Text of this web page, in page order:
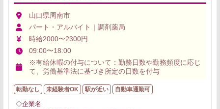
山口県周南市
パート・アルバイト｜調剤薬局
時給2000〜2300円
09:00〜18:00
※有給休暇の付与について：勤務日数や勤務頻度に応じ
て、労働基準法に基づき所定の日数を付与
転勤なし 未経験者OK 駅が近い 自動車通勤可
◇企業名